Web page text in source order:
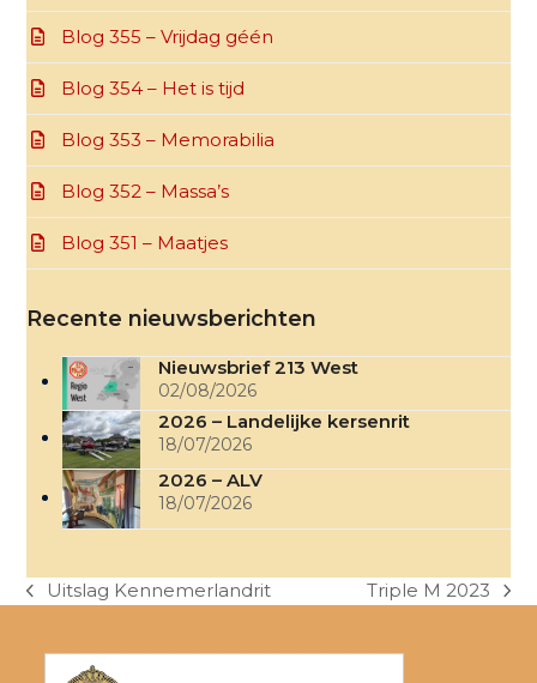
Blog 355 – Vrijdag géén
Blog 354 – Het is tijd
Blog 353 – Memorabilia
Blog 352 – Massa’s
Blog 351 – Maatjes
Recente nieuwsberichten
Nieuwsbrief 213 West
02/08/2026
2026 – Landelijke kersenrit
18/07/2026
2026 – ALV
18/07/2026
previous
Uitslag Kennemerlandrit
next
Triple M 2023